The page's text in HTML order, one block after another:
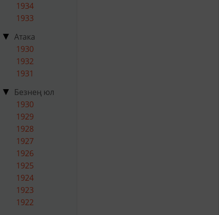
1934
1933
Атака
1930
1932
1931
Безнең юл
1930
1929
1928
1927
1926
1925
1924
1923
1922